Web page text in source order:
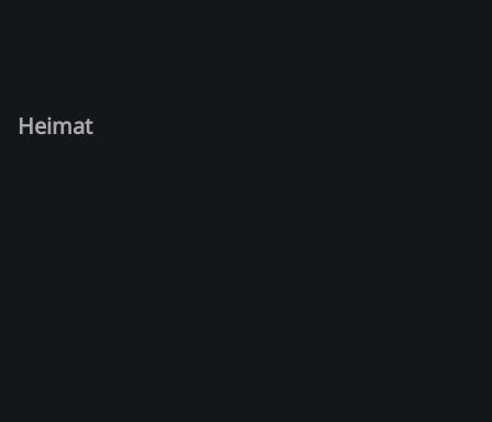
Heimat